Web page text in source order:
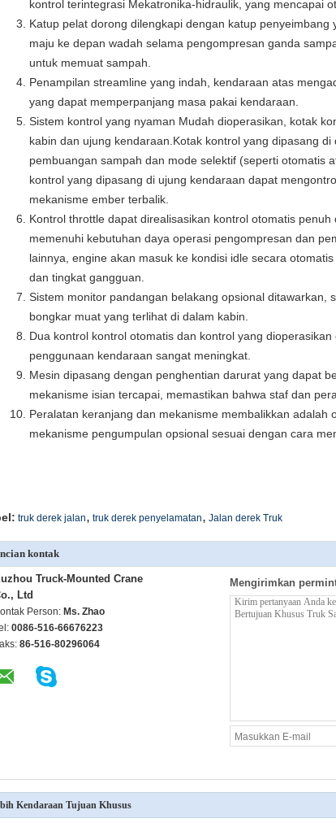
kontrol terintegrasi Mekatronika-hidraulik, yang mencapai
Katup pelat dorong dilengkapi dengan katup
maju ke depan wadah selama pengompresan ganda
untuk memuat sampah.
Penampilan streamline yang indah, kendaraan atas
yang dapat memperpanjang masa pakai kendaraan.
Sistem kontrol yang nyaman Mudah dioperasikan, kotak
kabin dan ujung kendaraan.Kotak kontrol yang dipasang
pembuangan sampah dan mode selektif (seperti otomatis
kontrol yang dipasang di ujung kendaraan dapat
mekanisme ember terbalik.
Kontrol throttle dapat direalisasikan kontrol otomatis
memenuhi kebutuhan daya operasi pengompresan dan
lainnya, engine akan masuk ke kondisi idle secara
dan tingkat gangguan.
Sistem monitor pandangan belakang opsional ditawarkan,
bongkar muat yang terlihat di dalam kabin.
Dua kontrol kontrol otomatis dan kontrol yang
penggunaan kendaraan sangat meningkat.
Mesin dipasang dengan penghentian darurat yang dapat
mekanisme isian tercapai, memastikan bahwa staf dan
Peralatan keranjang dan mekanisme membalikkan adalah
mekanisme pengumpulan opsional sesuai dengan cara
truk derek jalan, truk derek penyelamatan, Jalan derek Truk
kontak
Truck-Mounted Crane
Ltd
Person: Ms. Zhao
0086-516-66676223
86-516-80296064
Mengirimkan
Kendaraan Tujuan Khusus